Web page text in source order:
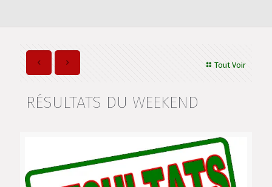
Tout Voir
RÉSULTATS DU WEEKEND